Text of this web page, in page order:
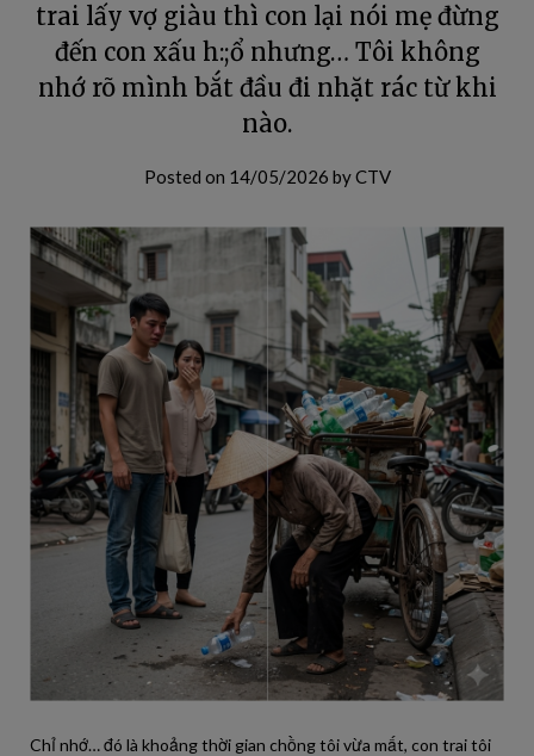
trai lấy vợ giàu thì con lại nói mẹ đừng
đến con xấu h:;ổ nhưng… Tôi không
nhớ rõ mình bắt đầu đi nhặt rác từ khi
nào.
Posted on 14/05/2026 byCTV
Chỉ nhớ… đó là khoảng thời gian chồng tôi vừa mất, con trai tôi